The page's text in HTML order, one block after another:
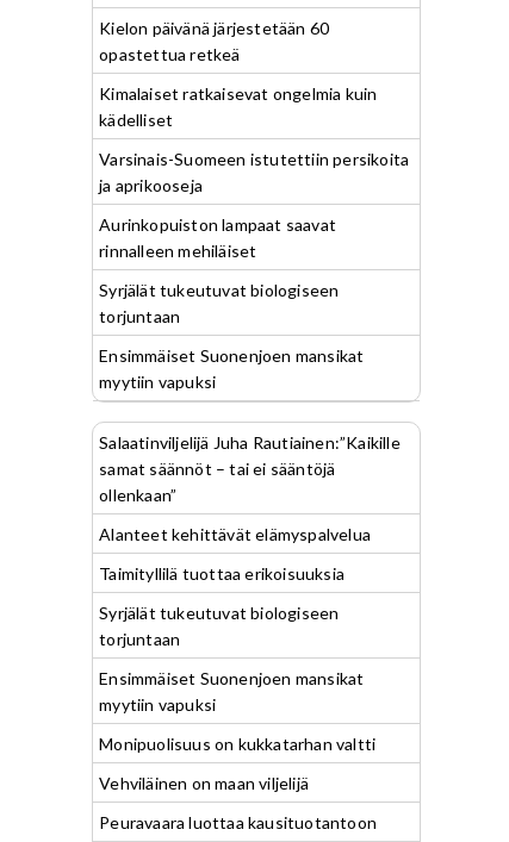
Kielon päivänä järjestetään 60
opastettua retkeä
Kimalaiset ratkaisevat ongelmia kuin
kädelliset
Varsinais-Suomeen istutettiin persikoita
ja aprikooseja
Aurinkopuiston lampaat saavat
rinnalleen mehiläiset
Syrjälät tukeutuvat biologiseen
torjuntaan
Ensimmäiset Suonenjoen mansikat
myytiin vapuksi
Salaatinviljelijä Juha Rautiainen:”Kaikille
samat säännöt – tai ei sääntöjä
ollenkaan”
Alanteet kehittävät elämyspalvelua
Taimityllilä tuottaa erikoisuuksia
Syrjälät tukeutuvat biologiseen
torjuntaan
Ensimmäiset Suonenjoen mansikat
myytiin vapuksi
Monipuolisuus on kukkatarhan valtti
Vehviläinen on maan viljelijä
Peuravaara luottaa kausituotantoon